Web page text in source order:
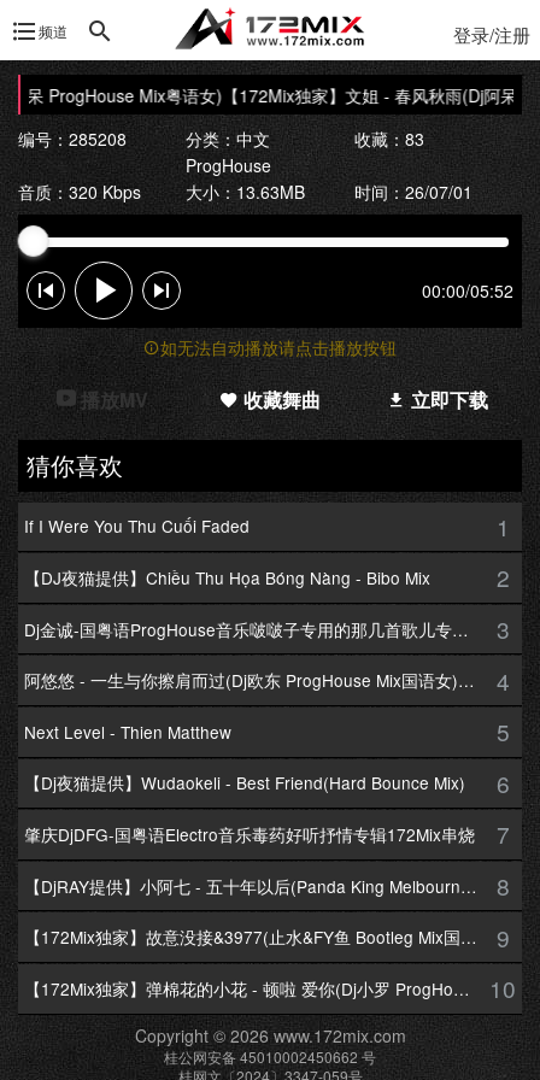
频道 登录/注册
呆 ProgHouse Mix粤语女)【172Mix独家】文姐 - 春风秋雨(Dj阿呆
编号：285208
分类：中文
ProgHouse
收藏：83
音质：320 Kbps 大小：13.63MB 时间：26/07/01
00:00/05:52
如无法自动播放请点击播放按钮
播放MV 收藏舞曲 立即下载
猜你喜欢
If I Were You Thu Cuối Faded 1
【DJ夜猫提供】Chiều Thu Họa Bóng Nàng - Bibo Mix 2
Dj金诚-国粤语ProgHouse音乐啵啵子专用的那几首歌儿专辑172Mix串烧 3
阿悠悠 - 一生与你擦肩而过(Dj欧东 ProgHouse Mix国语女)Dj小耀修改 4
Next Level - Thien Matthew 5
【Dj夜猫提供】Wudaokeli - Best Friend(Hard Bounce Mix) 6
肇庆DjDFG-国粤语Electro音乐毒药好听抒情专辑172Mix串烧 7
【DjRAY提供】小阿七 - 五十年以后(Panda King Melbourne Mix国语女) 8
【172Mix独家】故意没接&3977(止水&FY鱼 Bootleg Mix国语男) 9
【172Mix独家】弹棉花的小花 - 顿啦 爱你(Dj小罗 ProgHouse Mix国语女)v2 10
Copyright © 2026 www.172mix.com
桂公网安备 45010002450662 号
桂网文〔2024〕3347-059号